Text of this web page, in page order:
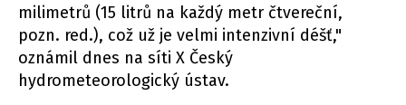
milimetrů (15 litrů na každý metr čtvereční,
pozn. red.), což už je velmi intenzivní déšť,"
oznámil dnes na síti X Český
hydrometeorologický ústav.